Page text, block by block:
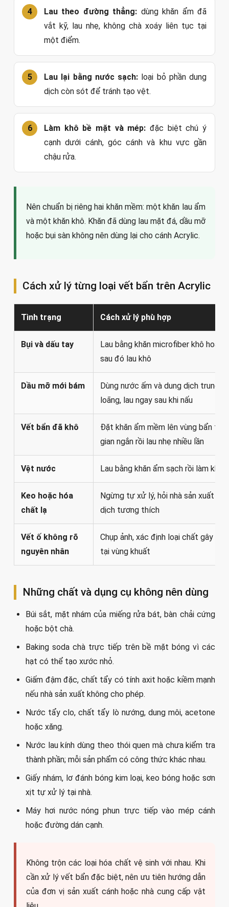
Lau theo đường thẳng: dùng khăn ẩm đã
vắt kỹ, lau nhẹ, không chà xoáy liên tục tại
một điểm.
Lau lại bằng nước sạch: loại bỏ phần dung
dịch còn sót để tránh tạo vệt.
Làm khô bề mặt và mép: đặc biệt chú ý
cạnh dưới cánh, góc cánh và khu vực gần
chậu rửa.
Nên chuẩn bị riêng hai khăn mềm: một khăn lau ẩm
và một khăn khô. Khăn đã dùng lau mặt đá, dầu mỡ
hoặc bụi sàn không nên dùng lại cho cánh Acrylic.
Cách xử lý từng loại vết bẩn trên Acrylic
Tình trạng Cách xử lý phù hợp
Bụi và dấu tay
Lau bằng khăn microfiber khô hoặc
sau đó lau khô
Dầu mỡ mới bám
Dùng nước ấm và dung dịch trung
loãng, lau ngay sau khi nấu
Vết bẩn đã khô
Đặt khăn ẩm mềm lên vùng bẩn
gian ngắn rồi lau nhẹ nhiều lần
Vệt nước Lau bằng khăn ẩm sạch rồi làm khô
Keo hoặc hóa
chất lạ
Ngừng tự xử lý, hỏi nhà sản xuất
dịch tương thích
Vết ố không rõ
nguyên nhân
Chụp ảnh, xác định loại chất gây
tại vùng khuất
Những chất và dụng cụ không nên dùng
Búi sắt, mặt nhám của miếng rửa bát, bàn chải cứng
hoặc bột chà.
Baking soda chà trực tiếp trên bề mặt bóng vì các
hạt có thể tạo xước nhỏ.
Giấm đậm đặc, chất tẩy có tính axit hoặc kiềm mạnh
nếu nhà sản xuất không cho phép.
Nước tẩy clo, chất tẩy lò nướng, dung môi, acetone
hoặc xăng.
Nước lau kính dùng theo thói quen mà chưa kiểm tra
thành phần; mỗi sản phẩm có công thức khác nhau.
Giấy nhám, lơ đánh bóng kim loại, keo bóng hoặc sơn
xịt tự xử lý tại nhà.
Máy hơi nước nóng phun trực tiếp vào mép cánh
hoặc đường dán cạnh.
Không trộn các loại hóa chất vệ sinh với nhau. Khi
cần xử lý vết bẩn đặc biệt, nên ưu tiên hướng dẫn
của đơn vị sản xuất cánh hoặc nhà cung cấp vật